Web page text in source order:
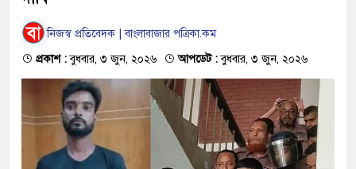
নিজস্ব প্রতিবেদক | বাংলাবাজার পত্রিকা.কম
প্রকাশ :বুধবার, ৩ জুন, ২০২৬ আপডেট :বুধবার, ৩ জুন, ২০২৬